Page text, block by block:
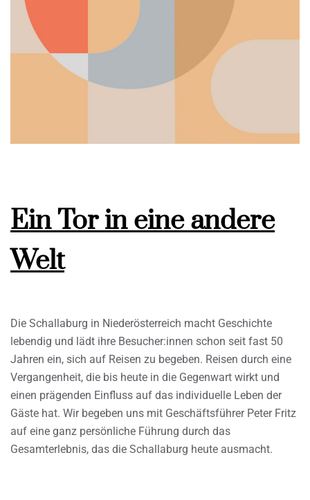
Ein Tor in eine andere
Welt
Die Schallaburg in Niederösterreich macht Geschichte
lebendig und lädt ihre Besucher:innen schon seit fast 50
Jahren ein, sich auf Reisen zu begeben. Reisen durch eine
Vergangenheit, die bis heute in die Gegenwart wirkt und
einen prägenden Einfluss auf das individuelle Leben der
Gäste hat. Wir begeben uns mit Geschäftsführer Peter Fritz
auf eine ganz persönliche Führung durch das
Gesamterlebnis, das die Schallaburg heute ausmacht.